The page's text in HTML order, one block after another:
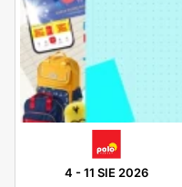
4 -11 SIE 2026